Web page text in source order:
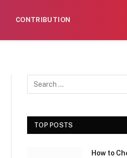
CONTRIBUTION
TOP POSTS
How to